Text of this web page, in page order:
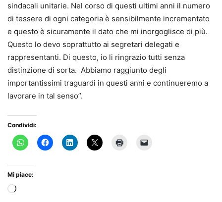
sindacali unitarie. Nel corso di questi ultimi anni il numero
di tessere di ogni categoria è sensibilmente incrementato
e questo è sicuramente il dato che mi inorgoglisce di più.
Questo lo devo soprattutto ai segretari delegati e
rappresentanti. Di questo, io li ringrazio tutti senza
distinzione di sorta. Abbiamo raggiunto degli
importantissimi traguardi in questi anni e continueremo a
lavorare in tal senso”.
Condividi:
Mi piace:
Caricamento